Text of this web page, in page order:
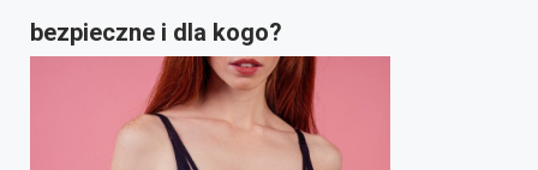
bezpieczne i dla kogo?